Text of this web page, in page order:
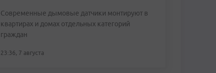
Современные дымовые датчики монтируют в
квартирах и домах отдельных категорий
граждан
23:36, 7 августа